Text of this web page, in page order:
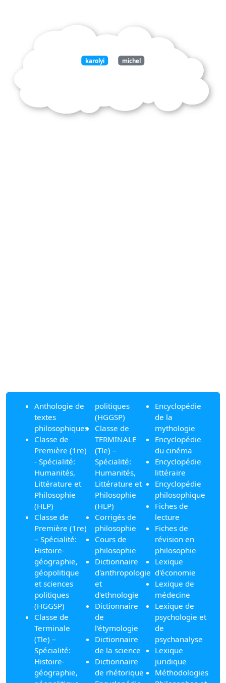
karolyi michel
Anthologie de
textes
philosophiques
Classe de
Première (1re)
- Spécialité:
Humanités,
Littérature et
Philosophie
(HLP)
Classe de
Première (1re)
– Spécialité:
Histoire-
géographie,
géopolitique
et sciences
politiques
(HGGSP)
Classe de
Terminale
(Tle) –
Spécialité:
Histoire-
géographie,
politiques
(HGGSP)
Classe de
TERMINALE
(Tle) –
Spécialité:
Humanités,
Littérature et
Philosophie
(HLP)
Corrigés de
philosophie
Cours de
philosophie
Dictionnaire
d'anthropologie
et
d'ethnologie
Dictionnaire
de
l'étymologie
Dictionnaire
de la science
Dictionnaire
de rhétorique
Encyclopédie
de la
mythologie
Encyclopédie
du cinéma
Encyclopédie
littéraire
Encyclopédie
philosophique
Fiches de
lecture
Fiches de
révision en
philosophie
Lexique
d'économie
Lexique de
médecine
Lexique de
psychologie et
de
psychanalyse
Lexique
juridique
Méthodologies